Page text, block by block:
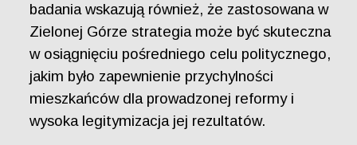
badania wskazują również, że zastosowana w
Zielonej Górze strategia może być skuteczna
w osiągnięciu pośredniego celu politycznego,
jakim było zapewnienie przychylności
mieszkańców dla prowadzonej reformy i
wysoka legitymizacja jej rezultatów.